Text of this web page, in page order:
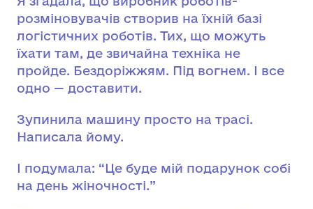
розміновувачів створив на їхній базі
логістичних роботів. Тих, що можуть
їхати там, де звичайна техніка не
пройде. Бездоріжжям. Під вогнем. І все
одно — доставити.
Зупинила машину просто на трасі.
Написала йому.
І подумала: “Це буде мій подарунок собі
на день жіночності.”